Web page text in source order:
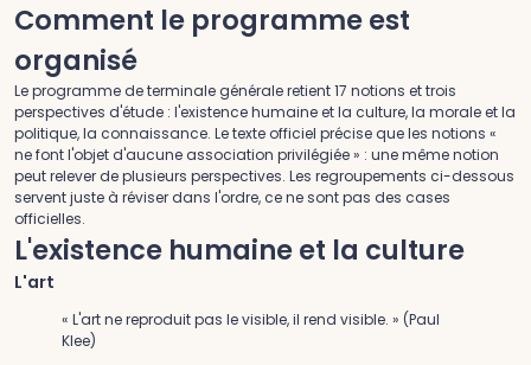
Comment le programme est
organisé
Le programme de terminale générale retient 17 notions et trois
perspectives d'étude : l'existence humaine et la culture, la morale et la
politique, la connaissance. Le texte officiel précise que les notions «
ne font l'objet d'aucune association privilégiée » : une même notion
peut relever de plusieurs perspectives. Les regroupements ci-dessous
servent juste à réviser dans l'ordre, ce ne sont pas des cases
officielles.
L'existence humaine et la culture
L'art
« L'art ne reproduit pas le visible, il rend visible. » (Paul
Klee)